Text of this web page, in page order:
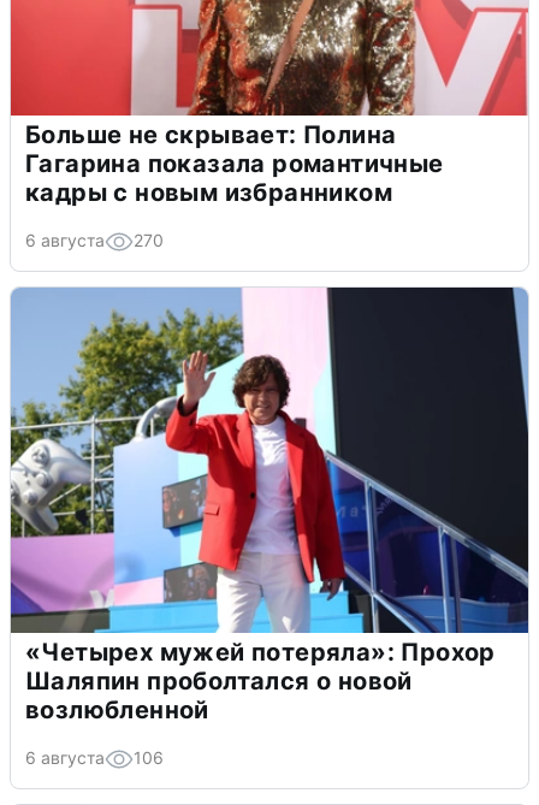
Больше не скрывает: Полина
Гагарина показала романтичные
кадры с новым избранником
6 августа 270
«Четырех мужей потеряла»: Прохор
Шаляпин проболтался о новой
возлюбленной
6 августа 106